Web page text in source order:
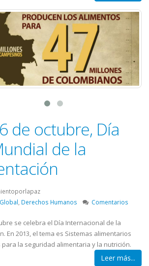
de octubre, Día
de la
Global Derechos Humanos Comentarios
se celebra el Día Internacional de la
En 2013, el tema es Sistemas alimentarios
la seguridad alimentaria y la nutrición.
Leer más...